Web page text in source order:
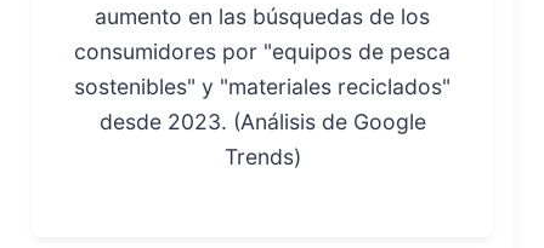
aumento en las búsquedas de los
consumidores por "equipos de pesca
sostenibles" y "materiales reciclados"
desde 2023. (Análisis de Google
Trends)